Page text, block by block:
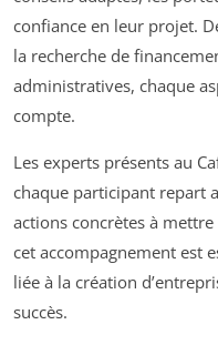
confiance en leur projet.
la recherche de
administratives, chaque
compte.
Les experts présents au
chaque participant repart
actions concrètes à
cet accompagnement est
liée à la création
succès.